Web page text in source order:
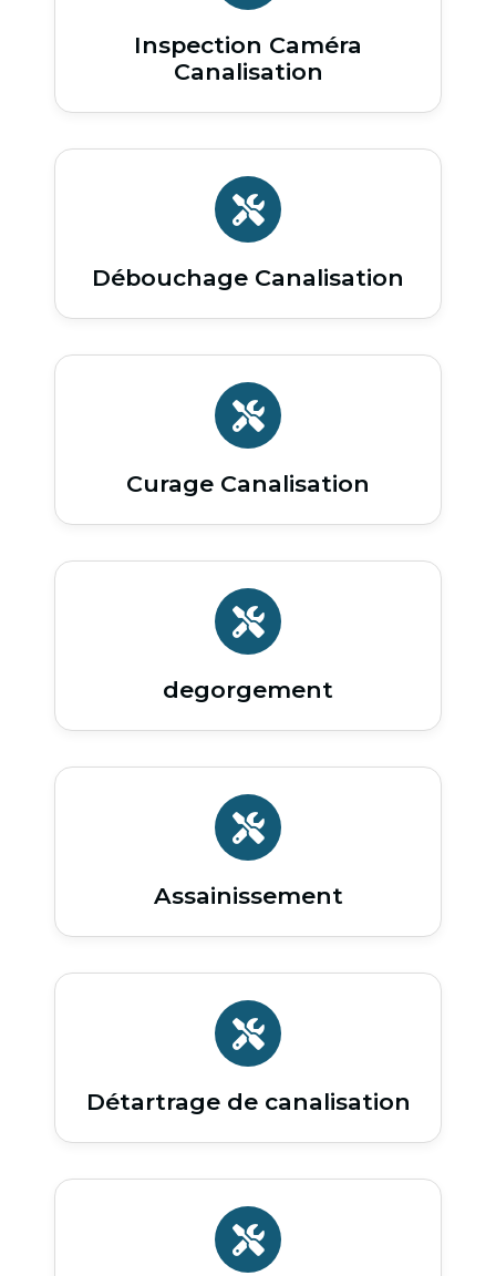
Inspection Caméra
Canalisation
Débouchage Canalisation
Curage Canalisation
degorgement
Assainissement
Détartrage de canalisation